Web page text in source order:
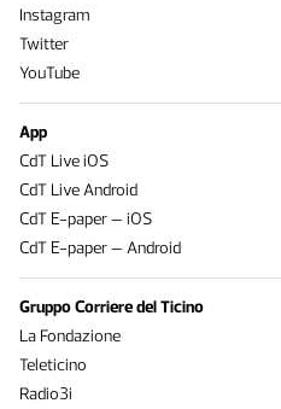
Instagram
Twitter
YouTube
App
CdT Live iOS
CdT Live Android
CdT E-paper – iOS
CdT E-paper – Android
Gruppo Corriere del Ticino
La Fondazione
Teleticino
Radio3i